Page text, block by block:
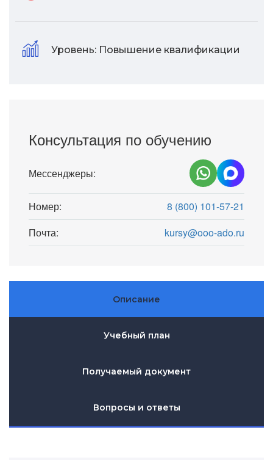
Уровень: Повышение квалификации
Консультация по обучению
Мессенджеры:
Номер:
8 (800) 101-57-21
Почта:
kursy@ooo-ado.ru
Описание
Учебный план
Получаемый документ
Вопросы и ответы